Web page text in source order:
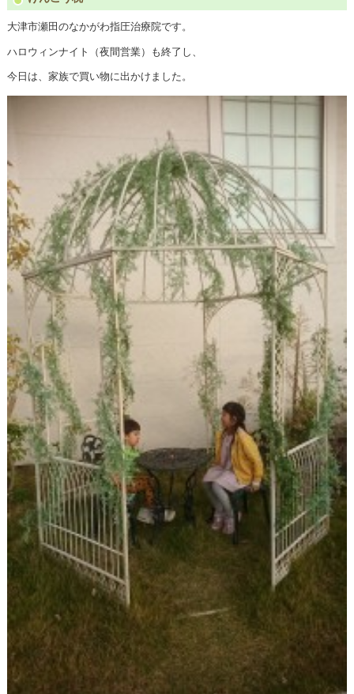
大津市瀬田のなかがわ指圧治療院です。
ハロウィンナイト（夜間営業）も終了し、
今日は、家族で買い物に出かけました。